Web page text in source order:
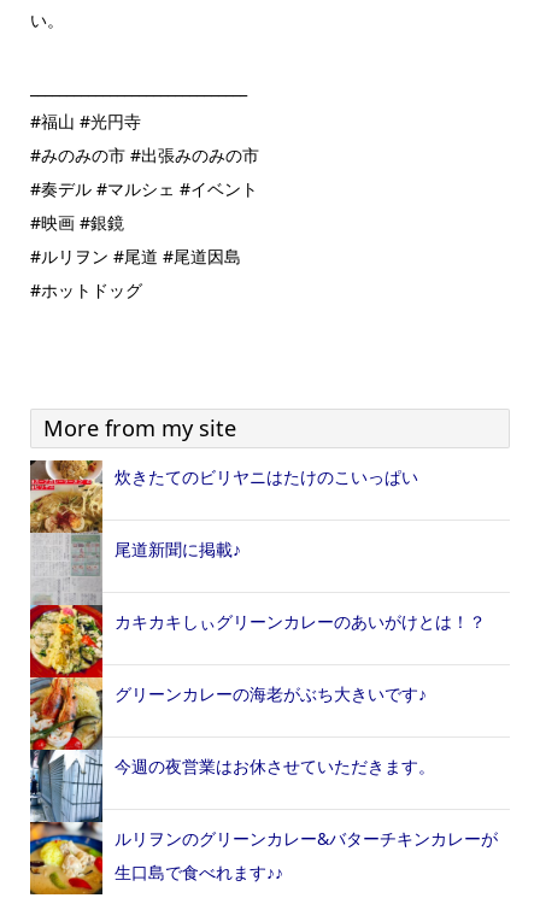
い。
#福山 #光円寺
#みのみの市 #出張みのみの市
#奏デル #マルシェ #イベント
#映画 #銀鏡
#ルリヲン #尾道 #尾道因島
#ホットドッグ
More from my site
炊きたてのビリヤニはたけのこいっぱい
尾道新聞に掲載♪
カキカキしぃグリーンカレーのあいがけとは！？
グリーンカレーの海老がぶち大きいです♪
今週の夜営業はお休させていただきます。
ルリヲンのグリーンカレー&バターチキンカレーが
生口島で食べれます♪♪